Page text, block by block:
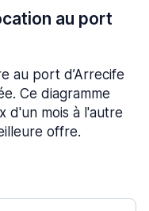
au port
au port d’Arrecife
Ce diagramme
d'un mois à l'autre
offre.